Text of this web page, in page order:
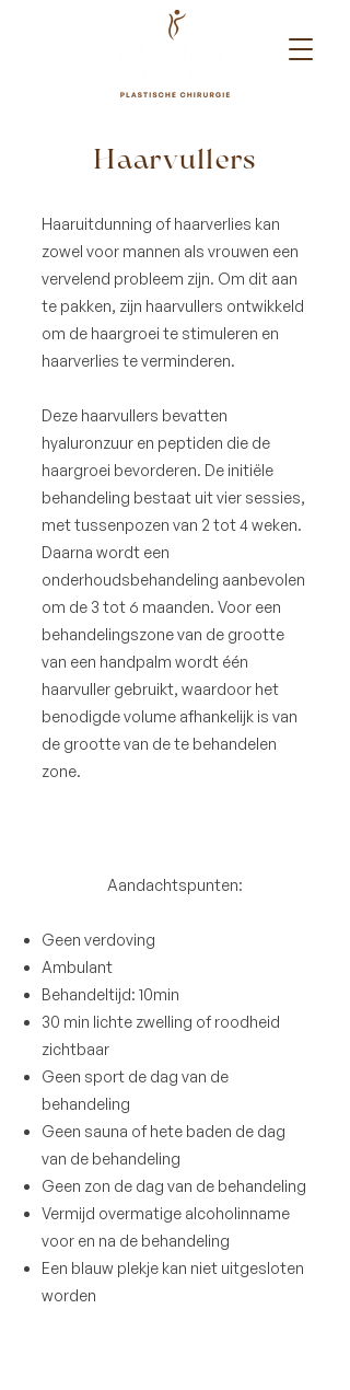
Haarvullers
Haaruitdunning of haarverlies kan
zowel voor mannen als vrouwen een
vervelend probleem zijn. Om dit aan
te pakken, zijn haarvullers ontwikkeld
om de haargroei te stimuleren en
haarverlies te verminderen.
Deze haarvullers bevatten
hyaluronzuur en peptiden die de
haargroei bevorderen. De initiële
behandeling bestaat uit vier sessies,
met tussenpozen van 2 tot 4 weken.
Daarna wordt een
onderhoudsbehandeling aanbevolen
om de 3 tot 6 maanden. Voor een
behandelingszone van de grootte
van een handpalm wordt één
haarvuller gebruikt, waardoor het
benodigde volume afhankelijk is van
de grootte van de te behandelen
zone.
Aandachtspunten:
Geen verdoving
Ambulant
Behandeltijd: 10min
30 min lichte zwelling of roodheid
zichtbaar
Geen sport de dag van de
behandeling
Geen sauna of hete baden de dag
van de behandeling
Geen zon de dag van de behandeling
Vermijd overmatige alcoholinname
voor en na de behandeling
Een blauw plekje kan niet uitgesloten
worden